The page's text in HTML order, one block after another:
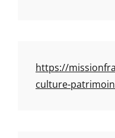
https://
culture-